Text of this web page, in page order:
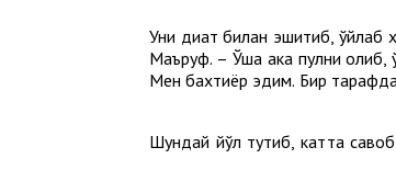
Уни диққат билан эшитиб,
Маъруф. – Ўша ака пулни олиб,
Мен бахтиёр эдим. Бир
– Шундай йўл тутиб, катта